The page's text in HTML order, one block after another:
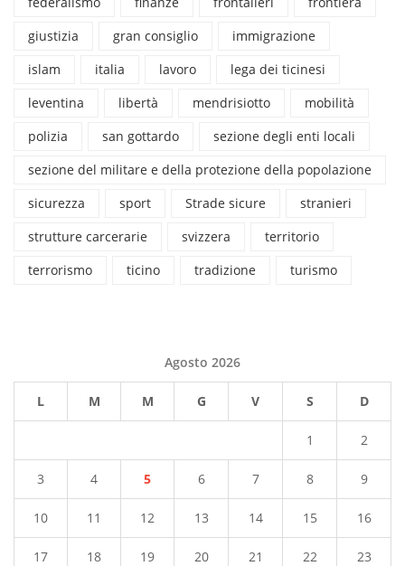
giustizia
gran consiglio
immigrazione
islam
italia lavoro
lega dei ticinesi
leventina
libertà mendrisiotto
mobilità
polizia
san gottardo
sezione degli enti locali
sezione del militare e della protezione della popolazione
sicurezza
sport Strade sicure
stranieri
strutture carcerarie
svizzera
territorio
terrorismo
ticino tradizione turismo
Agosto 2026
L M M G V S D
1 2
3 4 5 6 7 8 9
10 11 12 13 14 15 16
17 18 19 20 21 22 23